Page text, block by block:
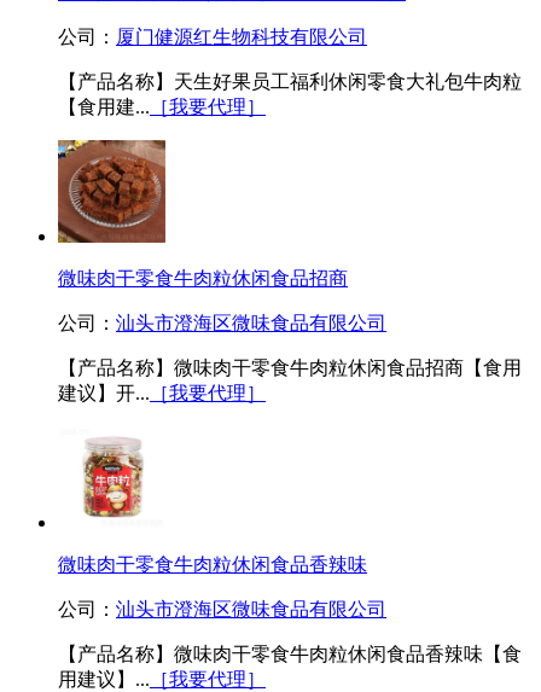
公司： 厦门健源红生物科技有限公司
【产品名称】天生好果员工福利休闲零食大礼包牛肉粒
【食用建... ［我要代理］
微味肉干零食牛肉粒休闲食品招商
公司： 汕头市澄海区微味食品有限公司
【产品名称】微味肉干零食牛肉粒休闲食品招商【食用
建议】开... ［我要代理］
微味肉干零食牛肉粒休闲食品香辣味
公司： 汕头市澄海区微味食品有限公司
【产品名称】微味肉干零食牛肉粒休闲食品香辣味【食
用建议】... ［我要代理］